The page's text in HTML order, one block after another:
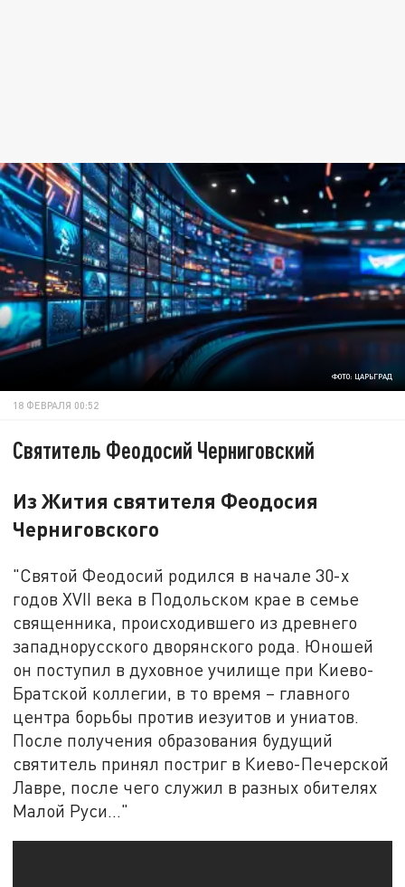
ФОТО: ЦАРЬГРАД
18 ФЕВРАЛЯ 00:52
Святитель Феодосий Черниговский
Из Жития святителя Феодосия
Черниговского
"Святой Феодосий родился в начале 30-х
годов XVII века в Подольском крае в семье
священника, происходившего из древнего
западнорусского дворянского рода. Юношей
он поступил в духовное училище при Киево-
Братской коллегии, в то время – главного
центра борьбы против иезуитов и униатов.
После получения образования будущий
святитель принял постриг в Киево-Печерской
Лавре, после чего служил в разных обителях
Малой Руси..."